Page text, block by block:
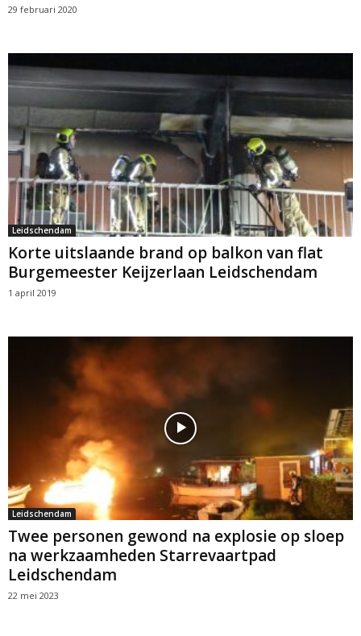
29 februari 2020
Leidschendam
Korte uitslaande brand op balkon van flat
Burgemeester Keijzerlaan Leidschendam
1 april 2019
Leidschendam
Twee personen gewond na explosie op sloep
na werkzaamheden Starrevaartpad
Leidschendam
22 mei 2023